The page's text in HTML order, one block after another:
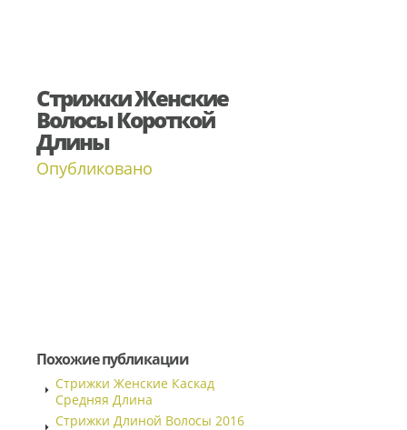
Стрижки Женские
Волосы Короткой
Длины
Опубликовано
Похожие публикации
Стрижки Женские Каскад
Средняя Длина
Стрижки Длиной Волосы 2016